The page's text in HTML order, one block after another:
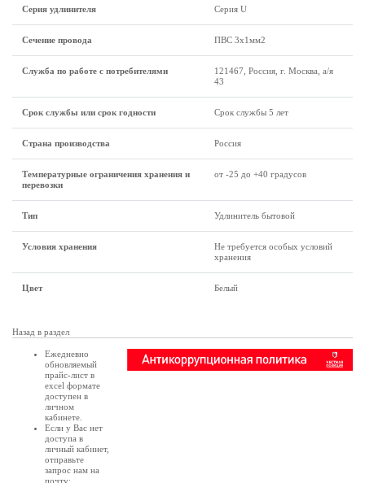
Серия удлинителя Серия U
Сечение провода ПВС 3x1мм2
Служба по работе с потребителями
121467, Россия, г. Москва, а/я
43
Срок службы или срок годности Срок службы 5 лет
Страна производства Россия
Температурные ограничения хранения и
перевозки
от -25 до +40 градусов
Тип Удлинитель бытовой
Условия хранения
Не требуется особых условий
хранения
Цвет Белый
Назад в раздел
Ежедневно
обновляемый
прайс-лист в
excel формате
доступен в
личном
кабинете
Если у Вас нет
доступа в
личный кабинет,
отправьте
запрос нам на
почту: